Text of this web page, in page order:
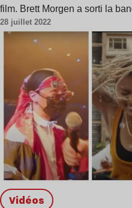
film. Brett Morgen a sorti la
28 juillet 2022
Vidéos